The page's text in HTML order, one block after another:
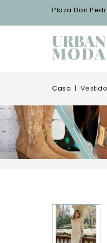
Plaza Don
Casa